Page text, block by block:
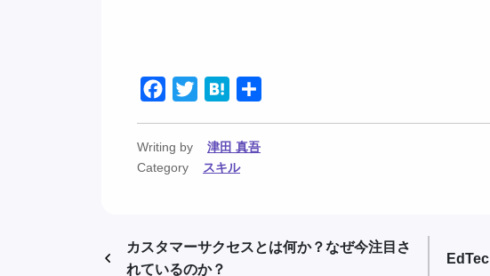
FacebookTwitterHatena
Writing by
津田 真吾
Category
スキル
カスタマーサクセスとは何か？なぜ今注目さ
れているのか？